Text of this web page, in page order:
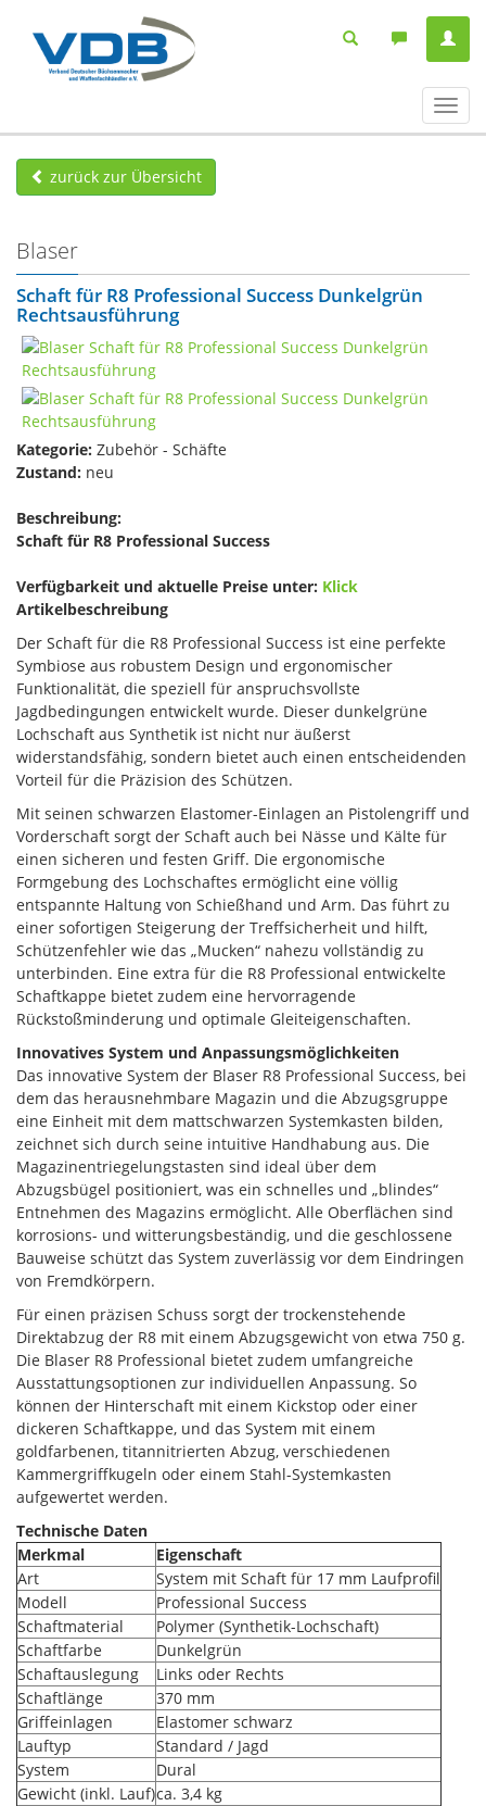
ein-/
zurück zur Übersicht
Blaser
Schaft für R8 Professional Success Dunkelgrün
Rechtsausführung
Kategorie: Zubehör - Schäfte
Zustand: neu
Beschreibung:
Schaft für R8 Professional Success
Verfügbarkeit und aktuelle Preise unter: Klick
Artikelbeschreibung
Der Schaft für die R8 Professional Success ist eine perfekte
Symbiose aus robustem Design und ergonomischer
Funktionalität, die speziell für anspruchsvollste
Jagdbedingungen entwickelt wurde. Dieser dunkelgrüne
Lochschaft aus Synthetik ist nicht nur äußerst
widerstandsfähig, sondern bietet auch einen entscheidenden
Vorteil für die Präzision des Schützen.
Mit seinen schwarzen Elastomer-Einlagen an Pistolengriff und
Vorderschaft sorgt der Schaft auch bei Nässe und Kälte für
einen sicheren und festen Griff. Die ergonomische
Formgebung des Lochschaftes ermöglicht eine völlig
entspannte Haltung von Schießhand und Arm. Das führt zu
einer sofortigen Steigerung der Treffsicherheit und hilft,
Schützenfehler wie das „Mucken“ nahezu vollständig zu
unterbinden. Eine extra für die R8 Professional entwickelte
Schaftkappe bietet zudem eine hervorragende
Rückstoßminderung und optimale Gleiteigenschaften.
Innovatives System und Anpassungsmöglichkeiten
Das innovative System der Blaser R8 Professional Success, bei
dem das herausnehmbare Magazin und die Abzugsgruppe
eine Einheit mit dem mattschwarzen Systemkasten bilden,
zeichnet sich durch seine intuitive Handhabung aus. Die
Magazinentriegelungstasten sind ideal über dem
Abzugsbügel positioniert, was ein schnelles und „blindes“
Entnehmen des Magazins ermöglicht. Alle Oberflächen sind
korrosions- und witterungsbeständig, und die geschlossene
Bauweise schützt das System zuverlässig vor dem Eindringen
von Fremdkörpern.
Für einen präzisen Schuss sorgt der trockenstehende
Direktabzug der R8 mit einem Abzugsgewicht von etwa 750 g.
Die Blaser R8 Professional bietet zudem umfangreiche
Ausstattungsoptionen zur individuellen Anpassung. So
können der Hinterschaft mit einem Kickstop oder einer
dickeren Schaftkappe, und das System mit einem
goldfarbenen, titannitrierten Abzug, verschiedenen
Kammergriffkugeln oder einem Stahl-Systemkasten
aufgewertet werden.
Technische Daten
Merkmal
Eigenschaft
Art
System mit Schaft für 17 mm Laufprofil
Modell
Professional Success
Schaftmaterial
Polymer (Synthetik-Lochschaft)
Schaftfarbe
Dunkelgrün
Schaftauslegung
Links oder Rechts
Schaftlänge
370 mm
Griffeinlagen
Elastomer schwarz
Lauftyp
Standard / Jagd
System
Dural
Gewicht (inkl. Lauf)ca. 3,4 kg